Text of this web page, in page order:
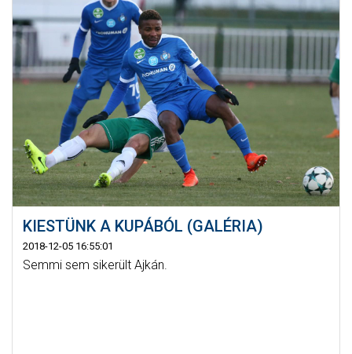
KIESTÜNK A KUPÁBÓL (GALÉRIA)
2018-12-05 16:55:01
Semmi sem sikerült Ajkán.